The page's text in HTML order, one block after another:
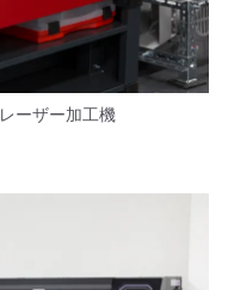
ーザー加工機